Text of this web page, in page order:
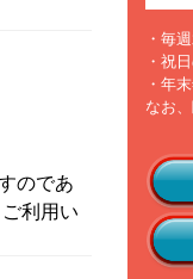
のであ
利用い
・毎
・祝
・年
なお